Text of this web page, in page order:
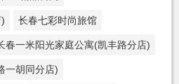
长春七彩时尚旅馆
春一米阳光家庭公寓(凯丰路分店)
一胡同分店)